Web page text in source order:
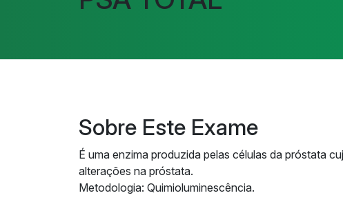
Sobre Este Exame
É uma enzima produzida pelas células da próstata
alterações na próstata.
Metodologia: Quimioluminescência.